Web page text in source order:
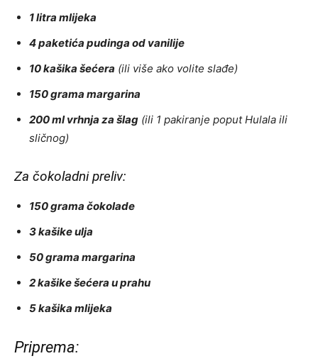
1 litra mlijeka
4 paketića pudinga od vanilije
10 kašika šećera (ili više ako volite slađe)
150 grama margarina
200 ml vrhnja za šlag (ili 1 pakiranje poput Hulala ili
sličnog)
Za čokoladni preliv:
150 grama čokolade
3 kašike ulja
50 grama margarina
2 kašike šećera u prahu
5 kašika mlijeka
Priprema: